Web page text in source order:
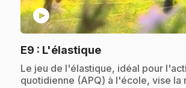
play_circle
E9 : L'élastique.
.Le jeu de l'élastique, idéal pour
quotidienne (APQ) à l'école, vise la